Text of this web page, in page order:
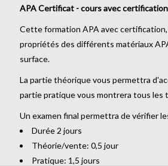
APA Certificat - cours avec certification
Cette formation APA avec
propriétés des différents matériaux
surface.
La partie théorique vous permettra
partie pratique vous montrera tous les
Un examen final permettra de vérifier
Durée 2 jours
Théorie/vente: 0,5 jour
Pratique: 1,5 jours